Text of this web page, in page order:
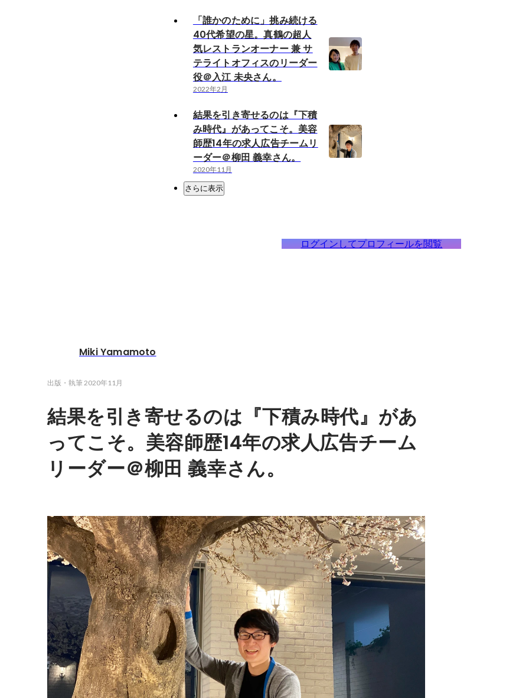
「誰かのために」挑み続ける
40代希望の星。真鶴の超人
気レストランオーナー 兼 サ
テライトオフィスのリーダー
役＠入江 未央さん。
2022年2月
結果を引き寄せるのは『下積
み時代』があってこそ。美容
師歴14年の求人広告チームリ
ーダー＠柳田 義幸さん。
2020年11月
さらに表示
ログインしてプロフィールを閲覧
Miki Yamamoto
出版・執筆2020年11月
結果を引き寄せるのは『下積み時代』があ
ってこそ。美容師歴14年の求人広告チーム
リーダー＠柳田 義幸さん。